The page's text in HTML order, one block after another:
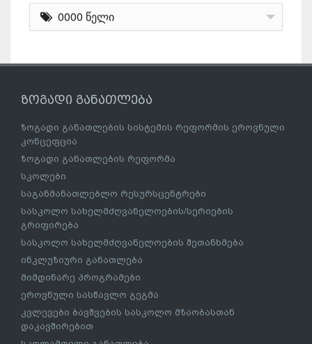
0000 წელი
ზოგადი განათლება
ზოგადი განათლების სისტემის რეფორმის ეროვნული
კონცეფცია
ზოგადი განათლების რეფორმა
სკოლები
საგანმანათლებლო რესურსცენტრები
სასკოლო სახელმძღვანელოების/სერიების
გრიფირება
სასკოლო სახელმძღვანელოების შეთანხმება
ინკლუზიური განათლება
მიმდინარე პროგრამები
ეროვნული სასწავლო გეგმა
კვლევები ბავშვების სასკოლო მზაობასთან
დაკავშირებით